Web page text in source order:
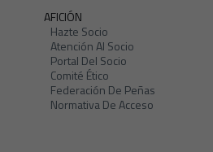
AFICIÓN
Hazte Socio
Atención Al Socio
Portal Del Socio
Comité Ético
Federación De Peñas
Normativa De Acceso